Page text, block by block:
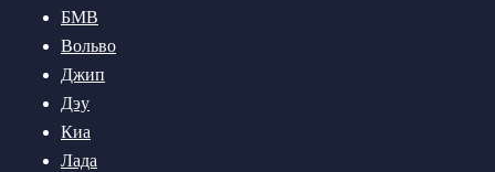
БМВ
Вольво
Джип
Дэу
Киа
Лада